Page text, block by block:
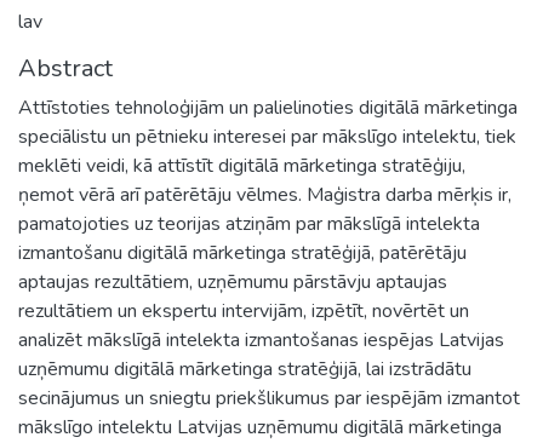
lav
Abstract
Attīstoties tehnoloģijām un palielinoties digitālā mārketinga
speciālistu un pētnieku interesei par mākslīgo intelektu, tiek
meklēti veidi, kā attīstīt digitālā mārketinga stratēģiju,
ņemot vērā arī patērētāju vēlmes. Maģistra darba mērķis ir,
pamatojoties uz teorijas atziņām par mākslīgā intelekta
izmantošanu digitālā mārketinga stratēģijā, patērētāju
aptaujas rezultātiem, uzņēmumu pārstāvju aptaujas
rezultātiem un ekspertu intervijām, izpētīt, novērtēt un
analizēt mākslīgā intelekta izmantošanas iespējas Latvijas
uzņēmumu digitālā mārketinga stratēģijā, lai izstrādātu
secinājumus un sniegtu priekšlikumus par iespējām izmantot
mākslīgo intelektu Latvijas uzņēmumu digitālā mārketinga